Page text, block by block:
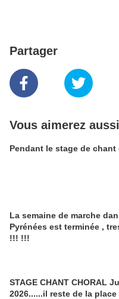
Partager
Vous aimerez aussi
Pendant le stage de chant
La semaine de marche
Pyrénées est terminée ,
!!! !!!
STAGE CHANT CHORAL
2026......il reste de la place